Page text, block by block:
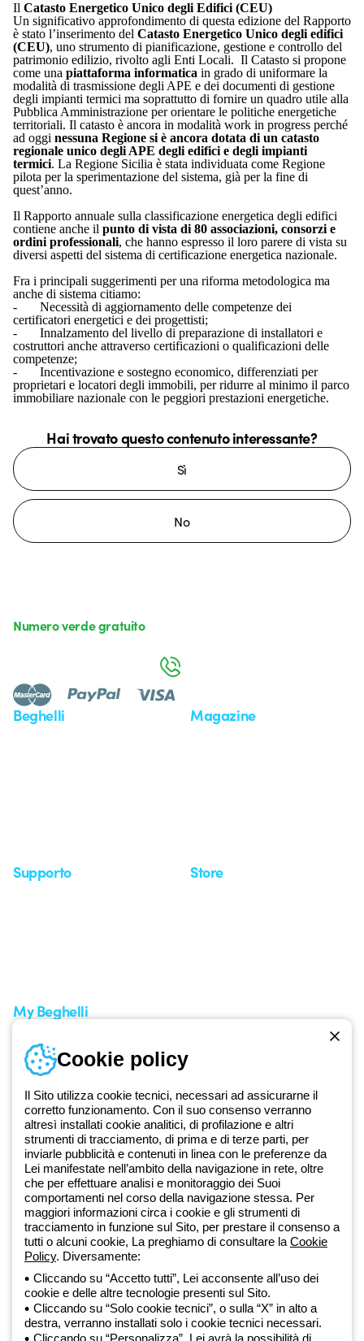
Il Catasto Energetico Unico degli Edifici (CEU)
Un significativo approfondimento di questa edizione del Rapporto
è stato l’inserimento del Catasto Energetico Unico degli edifici
(CEU), uno strumento di pianificazione, gestione e controllo del
patrimonio edilizio, rivolto agli Enti Locali. Il Catasto si propone
come una piattaforma informatica in grado di uniformare la
modalità di trasmissione degli APE e dei documenti di gestione
degli impianti termici ma soprattutto di fornire un quadro utile alla
Pubblica Amministrazione per orientare le politiche energetiche
territoriali. Il catasto è ancora in modalità work in progress perché
ad oggi nessuna Regione si è ancora dotata di un catasto
regionale unico degli APE degli edifici e degli impianti
termici. La Regione Sicilia è stata individuata come Regione
pilota per la sperimentazione del sistema, già per la fine di
quest’anno.
Il Rapporto annuale sulla classificazione energetica degli edifici
contiene anche il punto di vista di 80 associazioni, consorzi e
ordini professionali, che hanno espresso il loro parere di vista su
diversi aspetti del sistema di certificazione energetica nazionale.
Fra i principali suggerimenti per una riforma metodologica ma
anche di sistema citiamo:
- Necessità di aggiornamento delle competenze dei
certificatori energetici e dei progettisti;
- Innalzamento del livello di preparazione di installatori e
costruttori anche attraverso certificazioni o qualificazioni delle
competenze;
- Incentivazione e sostegno economico, differenziati per
proprietari e locatori degli immobili, per ridurre al minimo il parco
immobiliare nazionale con le peggiori prestazioni energetiche.
Hai trovato questo contenuto interessante?
Sì
No
Dal 2025 Beghelli è parte del Gruppo GEWISS, all’interno
dell’ecosistema GEWISS LightZone, dove realizziamo soluzioni di
illuminazione integrate che trasformano la complessità in semplicità,
supportando professionisti e utenti finali nella realizzazione dei loro
bisogni.Scopri di più su GEWISS
Beghelli Magazine
Supporto Store
My Beghelli
Accedi o registrati
Formazione
Documentazione e software
Iscriviti alla newsletter
Numero verde gratuito
Privacy Policy
Cookie policy
Condizioni di vendita
Tutte le policy
Cookie policy
Il Sito utilizza cookie tecnici, necessari ad assicurarne il
corretto funzionamento. Con il suo consenso verranno
altresì installati cookie analitici, di profilazione e altri
strumenti di tracciamento, di prima e di terze parti, per
inviarle pubblicità e contenuti in linea con le preferenze da
Lei manifestate nell’ambito della navigazione in rete, oltre
che per effettuare analisi e monitoraggio dei Suoi
comportamenti nel corso della navigazione stessa. Per
maggiori informazioni circa i cookie e gli strumenti di
tracciamento in funzione sul Sito, per prestare il consenso a
tutti o alcuni cookie, La preghiamo di consultare la Cookie
Policy. Diversamente:
Cliccando su “Accetto tutti”, Lei acconsente all’uso dei
cookie e delle altre tecnologie presenti sul Sito.
Cliccando su “Solo cookie tecnici”, o sulla “X” in alto a
destra, verranno installati solo i cookie tecnici necessari.
Cliccando su “Personalizza”, Lei avrà la possibilità di